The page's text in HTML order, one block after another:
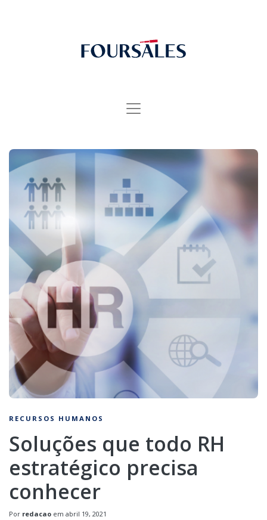
RECURSOS HUMANOS
Soluções que todo RH
estratégico precisa
conhecer
Por redacao em abril 19, 2021